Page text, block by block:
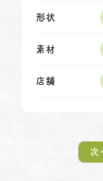
よくある
ブログ
形状
素材
店舗
次
浜松
営業時
定休